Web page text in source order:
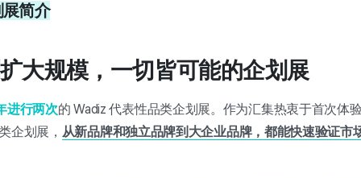
简介
大规模，一切皆可能的企划展
进行两次的 Wadiz 代表性品类企划展。作为汇集热衷于首次体
企划展， 从新品牌和独立品牌到大企业品牌，都能快速验证市